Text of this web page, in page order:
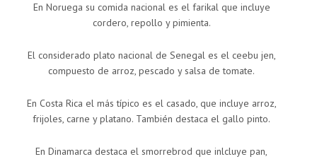
En Noruega su comida nacional es el farikal que incluye
cordero, repollo y pimienta.
El considerado plato nacional de Senegal es el ceebu jen,
compuesto de arroz, pescado y salsa de tomate.
En Costa Rica el más típico es el casado, que incluye arroz,
frijoles, carne y platano. También destaca el gallo pinto.
En Dinamarca destaca el smorrebrod que inlcluye pan,